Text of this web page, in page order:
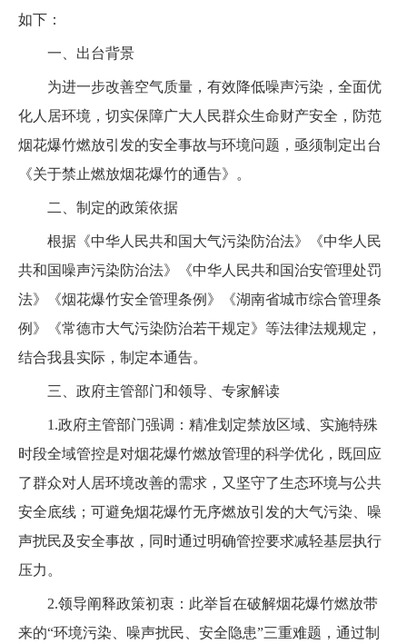
如下：
一、出台背景
为进一步改善空气质量，有效降低噪声污染，全面优
化人居环境，切实保障广大人民群众生命财产安全，防范
烟花爆竹燃放引发的安全事故与环境问题，亟须制定出台
《关于禁止燃放烟花爆竹的通告》。
二、制定的政策依据
根据《中华人民共和国大气污染防治法》《中华人民
共和国噪声污染防治法》《中华人民共和国治安管理处罚
法》《烟花爆竹安全管理条例》《湖南省城市综合管理条
例》《常德市大气污染防治若干规定》等法律法规规定，
结合我县实际，制定本通告。
三、政府主管部门和领导、专家解读
1.政府主管部门强调：精准划定禁放区域、实施特殊
时段全域管控是对烟花爆竹燃放管理的科学优化，既回应
了群众对人居环境改善的需求，又坚守了生态环境与公共
安全底线；可避免烟花爆竹无序燃放引发的大气污染、噪
声扰民及安全事故，同时通过明确管控要求减轻基层执行
压力。
2.领导阐释政策初衷：此举旨在破解烟花爆竹燃放带
来的“环境污染、噪声扰民、安全隐患”三重难题，通过制